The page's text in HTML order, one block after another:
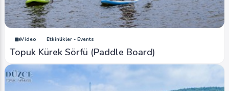
Video Etkinlikler - Events
Topuk Kürek Sörfü (Paddle Board)